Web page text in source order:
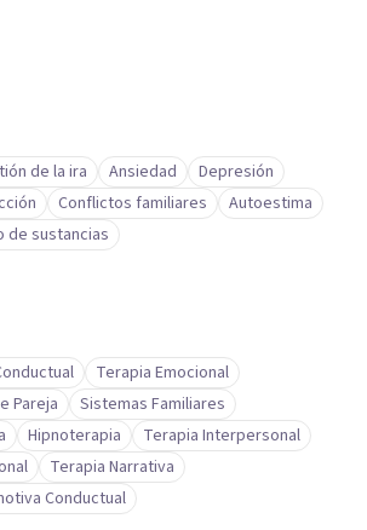
de la ira Ansiedad
Depresión
Conflictos familiares
Autoestima
de sustancias
Terapia Emocional
Pareja
Sistemas Familiares
Hipnoterapia
Terapia Interpersonal
Terapia Narrativa
Conductual